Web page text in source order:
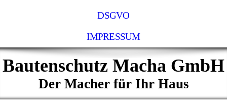
DSGVO
IMPRESSUM
Bautenschutz Macha GmbH
Der Macher für Ihr Haus